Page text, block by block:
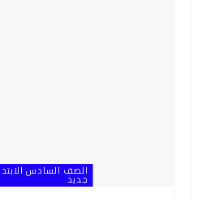
الصف السادس
جديد